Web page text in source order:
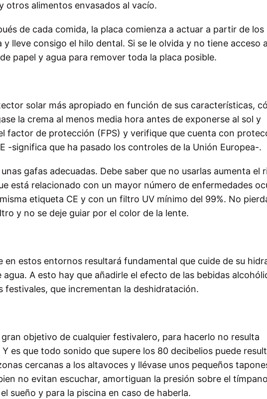
otros alimentos envasados al vacío.
de cada comida, la placa comienza a actuar a partir de los
lleve consigo el hilo dental. Si se le olvida y no tiene acceso
papel y agua para remover toda la placa posible.
solar más apropiado en función de sus características,
la crema al menos media hora antes de exponerse al sol y
factor de protección (FPS) y verifique que cuenta con
-significa que ha pasado los controles de la Unión Europea-.
gafas adecuadas. Debe saber que no usarlas aumenta el
está relacionado con un mayor número de enfermedades
etiqueta CE y con un filtro UV mínimo del 99%. No
y no se deje guiar por el color de la lente.
en estos entornos resultará fundamental que cuide de su
A esto hay que añadirle el efecto de las bebidas
festivales, que incrementan la deshidratación.
objetivo de cualquier festivalero, para hacerlo no resulta
es que todo sonido que supere los 80 decibelios puede
cercanas a los altavoces y llévase unos pequeños
no evitan escuchar, amortiguan la presión sobre el
sueño y para la piscina en caso de haberla.